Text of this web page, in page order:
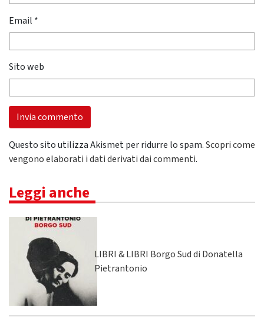
Email *
Sito web
Questo sito utilizza Akismet per ridurre lo spam.Scopri come
vengono elaborati i dati derivati dai commenti.
Leggi anche
LIBRI & LIBRI Borgo Sud di Donatella
Pietrantonio